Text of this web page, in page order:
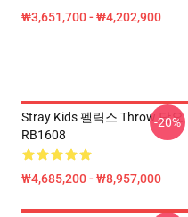
₩3,651,700 - ₩4,202,900
Stray Kids 펠릭스 Throw 담요
RB1608
₩4,685,200 - ₩8,957,000
-20%